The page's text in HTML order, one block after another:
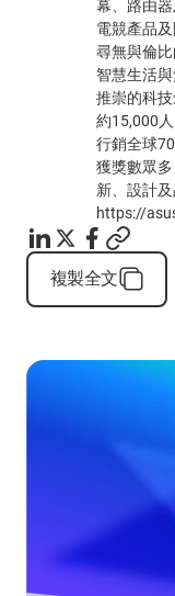
幕、路由
電競產品
尋無與倫
智慧生活
推崇的科
約15,000
行銷全球
獲獎數眾
新、設計
https://
複製全文